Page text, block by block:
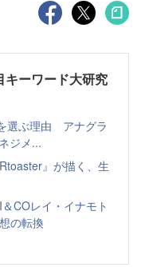
キーワード大研究
選ぶ理由 アナグラ
ジメ...
』が描く、生
COレイ・イナモト
の転換